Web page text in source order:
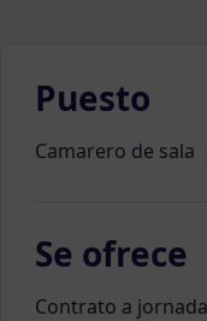
Puesto
Camarero de sala
Se ofrece
Contrato a